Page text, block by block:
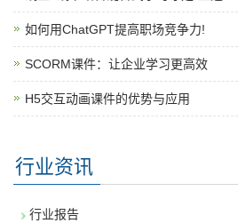
如何用ChatGPT提高职场竞争力!
SCORM课件：让企业学习更高效
H5交互动画课件的优势与应用
行业资讯
行业报告